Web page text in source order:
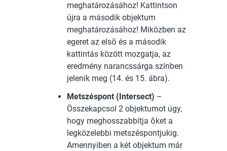
meghatározásához! Kattintson
újra a második objektum
meghatározásához! Miközben az
egeret az első és a második
kattintás között mozgatja, az
eredmény narancssárga színben
jelenik meg (14. és 15. ábra).
Metszéspont (Intersect) –
Összekapcsol 2 objektumot úgy,
hogy meghosszabbítja őket a
legközelebbi metszéspontjukig.
Amennyiben a két objektum már